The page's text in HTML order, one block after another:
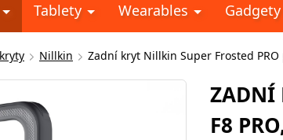
Tablety Wearables Gadgety
Nillkin Zadní kryt Nillkin Super Frosted
ZADNÍ
F8